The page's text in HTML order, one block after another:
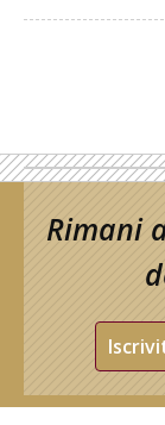
Rimani